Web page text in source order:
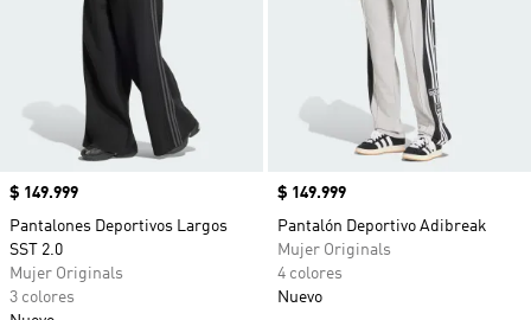
Precio
$ 149.999
Pantalones Deportivos Largos
SST 2.0
Mujer Originals
3 colores
Precio
$ 149.999
Pantalón Deportivo Adibreak
Mujer Originals
4 colores
Nuevo